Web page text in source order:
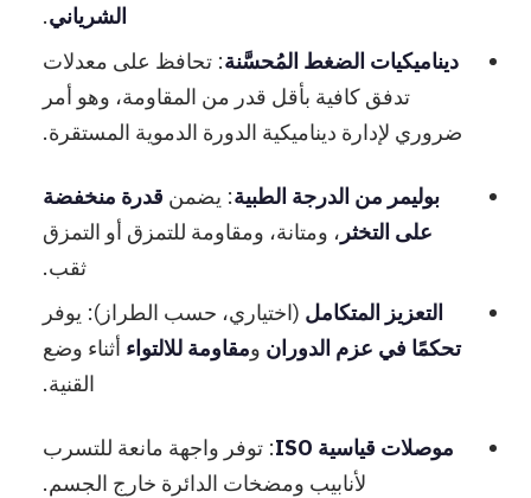
الشرياني.
ديناميكيات الضغط المُحسَّنة: تحافظ على معدلات
تدفق كافية بأقل قدر من المقاومة، وهو أمر
ضروري لإدارة ديناميكية الدورة الدموية المستقرة.
بوليمر من الدرجة الطبية: يضمن قدرة منخفضة
على التخثر ، ومتانة، ومقاومة للتمزق أو التمزق
ثقب.
التعزيز المتكامل (اختياري، حسب الطراز): يوفر
تحكمًا في عزم الدوران ومقاومة للالتواء أثناء وضع
القنية.
موصلات قياسية ISO
: توفر واجهة مانعة للتسرب
لأنابيب ومضخات الدائرة خارج الجسم.